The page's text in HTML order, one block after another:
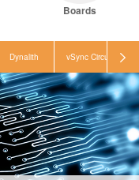
Boards
Dynalith vSync Circuits